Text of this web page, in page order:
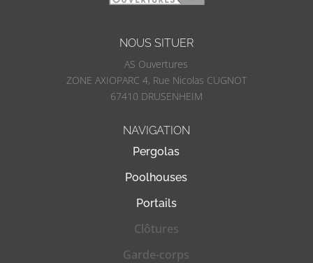
NOUS SITUER
AS Ouvertures
ZONE AXIOPARC 4, Rue Nicolas CUGNOT
67410 DRUSENHEIM
NAVIGATION
Pergolas
Poolhouses
Portails
Clôtures
Garde-corps